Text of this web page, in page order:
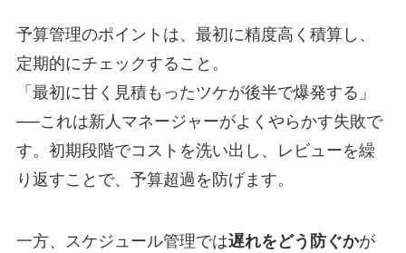
予算管理のポイントは、最初に精度高く積算し、
定期的にチェックすること。
「最初に甘く見積もったツケが後半で爆発する」
──これは新人マネージャーがよくやらかす失敗で
す。初期段階でコストを洗い出し、レビューを繰
り返すことで、予算超過を防げます。
一方、スケジュール管理では遅れをどう防ぐかが